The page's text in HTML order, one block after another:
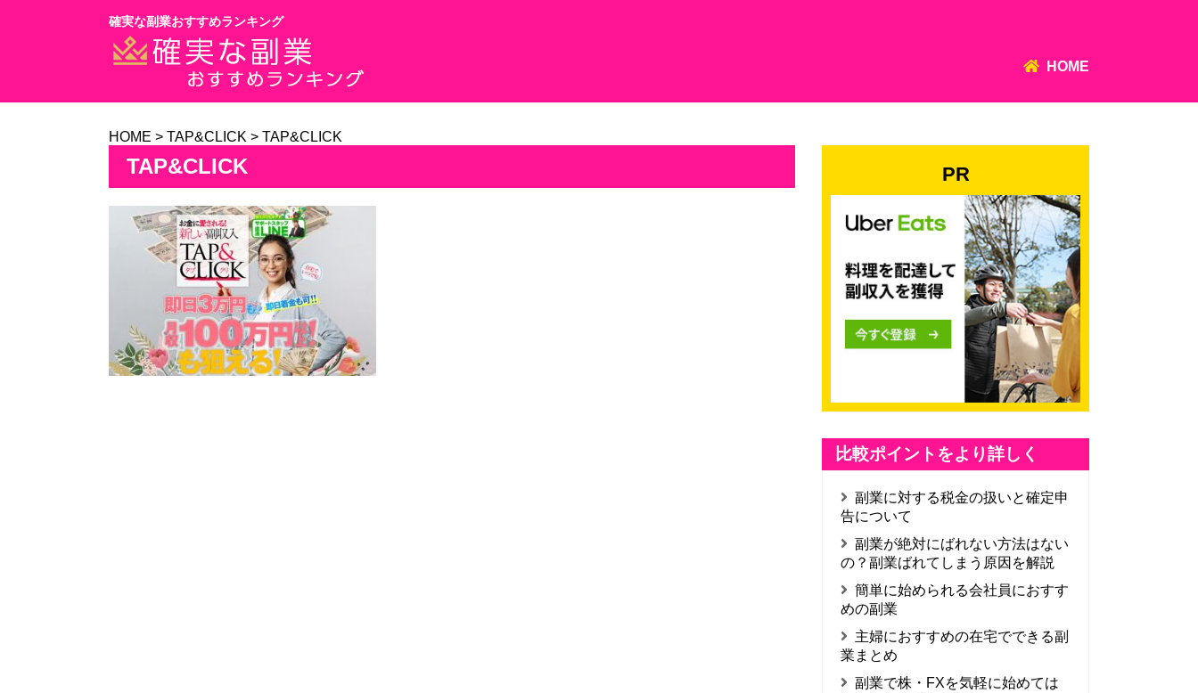
確実な副業おすすめランキング
HOME
HOME > TAP&CLICK > TAP&CLICK
TAP&CLICK PR
比較ポイントをより詳しく
副業に対する税金の扱いと確定申
告について
副業が絶対にばれない方法はない
の？副業ばれてしまう原因を解説
簡単に始められる会社員におすす
めの副業
主婦におすすめの在宅でできる副
業まとめ
副業で株・FXを気軽に始めては